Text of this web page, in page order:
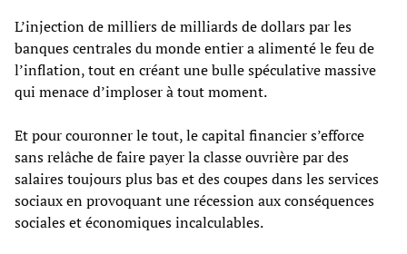
L’injection de milliers de milliards de dollars par les
banques centrales du monde entier a alimenté le feu de
l’inflation, tout en créant une bulle spéculative massive
qui menace d’imploser à tout moment.
Et pour couronner le tout, le capital financier s’efforce
sans relâche de faire payer la classe ouvrière par des
salaires toujours plus bas et des coupes dans les services
sociaux en provoquant une récession aux conséquences
sociales et économiques incalculables.